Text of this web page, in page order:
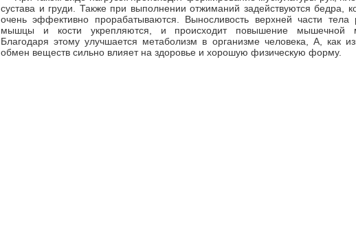
сустава и груди. Также при выполнении отжиманий задействуются бедра,
очень эффективно прорабатываются. Выносливость верхней части тела
мышцы и кости укрепляются, и происходит повышение мышечной
Благодаря этому улучшается метаболизм в организме человека, А, как
обмен веществ сильно влияет на здоровье и хорошую физическую форму.